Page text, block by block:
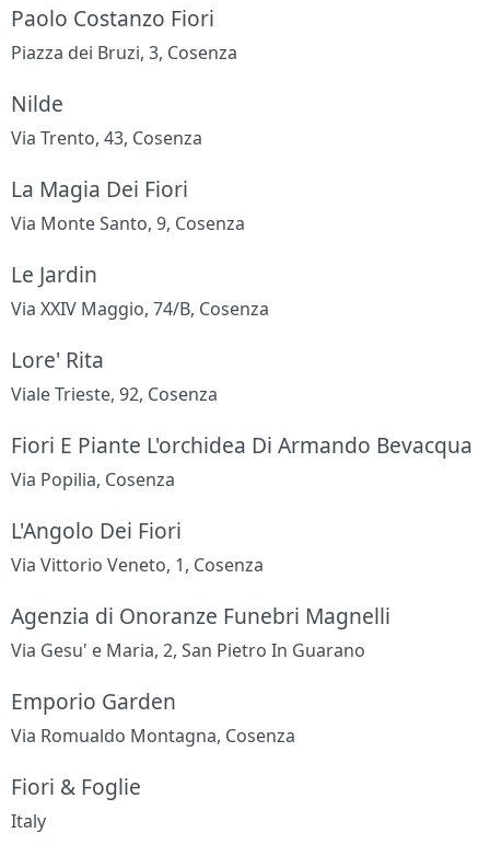
Paolo Costanzo Fiori
Piazza dei Bruzi, 3, Cosenza
Nilde
Via Trento, 43, Cosenza
La Magia Dei Fiori
Via Monte Santo, 9, Cosenza
Le Jardin
Via XXIV Maggio, 74/B, Cosenza
Lore' Rita
Viale Trieste, 92, Cosenza
Fiori E Piante L'orchidea Di Armando Bevacqua
Via Popilia, Cosenza
L'Angolo Dei Fiori
Via Vittorio Veneto, 1, Cosenza
Agenzia di Onoranze Funebri Magnelli
Via Gesu' e Maria, 2, San Pietro In Guarano
Emporio Garden
Via Romualdo Montagna, Cosenza
Fiori & Foglie
Italy